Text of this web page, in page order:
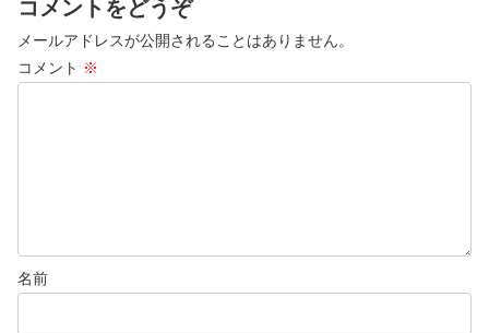
コメントをどうぞ
メールアドレスが公開されることはありません。
コメント ※
名前